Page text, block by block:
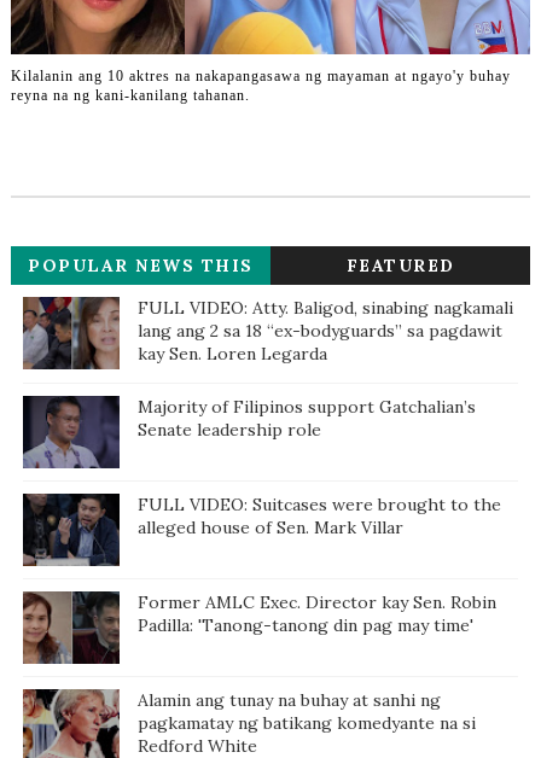
Kilalanin ang 10 aktres na nakapangasawa ng mayaman at ngayo'y buhay
reyna na ng kani-kanilang tahanan.
POPULAR NEWS THIS
WEEK
FEATURED
FULL VIDEO: Atty. Baligod, sinabing nagkamali
lang ang 2 sa 18 “ex-bodyguards” sa pagdawit
kay Sen. Loren Legarda
Majority of Filipinos support Gatchalian’s
Senate leadership role
FULL VIDEO: Suitcases were brought to the
alleged house of Sen. Mark Villar
Former AMLC Exec. Director kay Sen. Robin
Padilla: 'Tanong-tanong din pag may time'
Alamin ang tunay na buhay at sanhi ng
pagkamatay ng batikang komedyante na si
Redford White